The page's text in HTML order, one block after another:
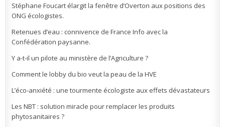
Stéphane Foucart élargit la fenêtre d’Overton aux positions des
ONG écologistes.
Retenues d’eau : connivence de France Info avec la
Confédération paysanne.
Y a-t-il un pilote au ministère de l’Agriculture ?
Comment le lobby du bio veut la peau de la HVE
L’éco-anxiété : une tourmente écologiste aux effets dévastateurs
Les NBT : solution miracle pour remplacer les produits
phytosanitaires ?